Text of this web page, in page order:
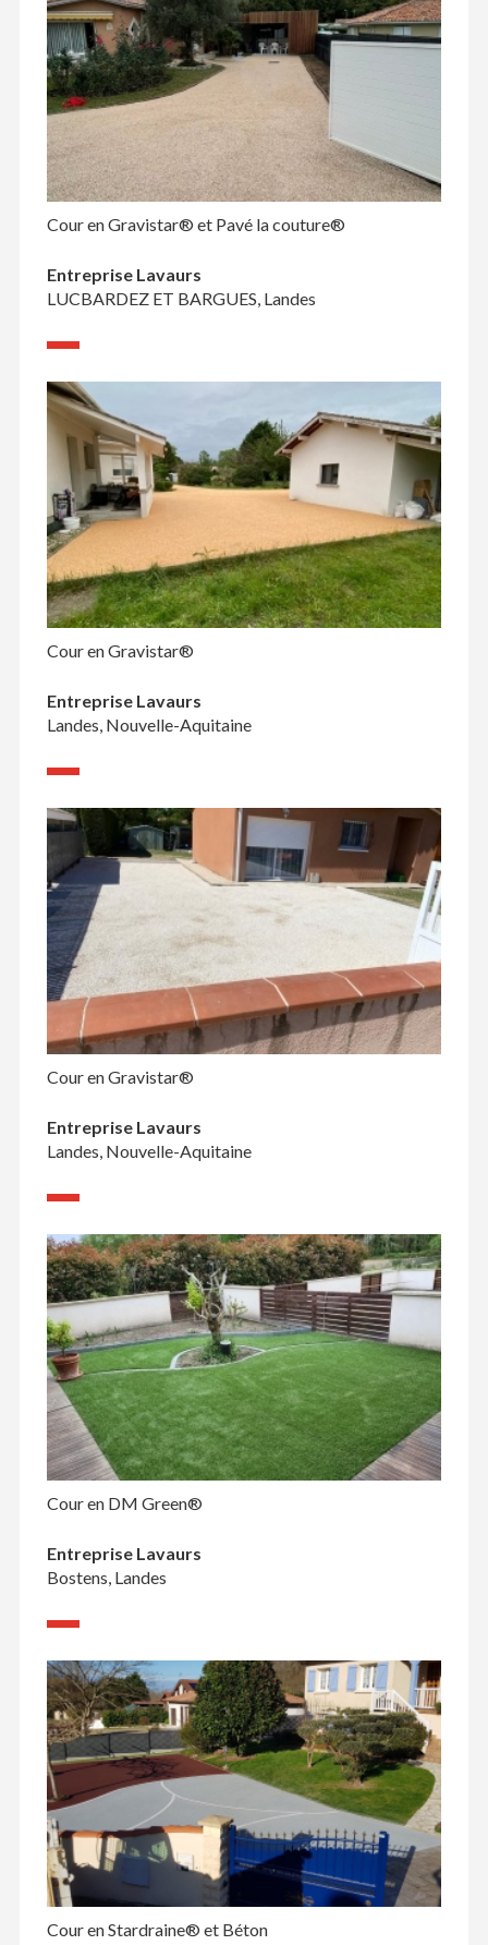
Cour en Gravistar® et Pavé la couture®
Entreprise Lavaurs
LUCBARDEZ ET BARGUES, Landes
Cour en Gravistar®
Entreprise Lavaurs
Landes, Nouvelle-Aquitaine
Cour en Gravistar®
Entreprise Lavaurs
Landes, Nouvelle-Aquitaine
Cour en DM Green®
Entreprise Lavaurs
Bostens, Landes
Cour en Stardraine® et Béton